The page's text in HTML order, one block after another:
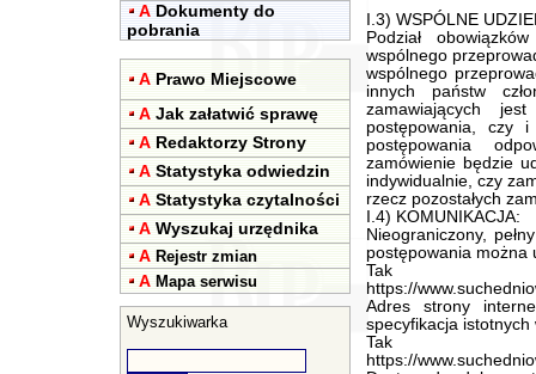
A Dokumenty do
pobrania
A Prawo Miejscowe
A Jak załatwić sprawę
A Redaktorzy Strony
A Statystyka odwiedzin
A Statystyka czytalności
A Wyszukaj urzędnika
A Rejestr zmian
A Mapa serwisu
Wyszukiwarka
I.3) WSPÓLNE
Podział
wspólnego
wspólnego
innych państw
zamawiających
postępowania, czy
postępowania
zamówienie będzie
indywidualnie, czy
rzecz pozostałych
I.4) KOMUNIKACJA:
Nieograniczony,
postępowania można
Tak
https://
Adres strony
specyfikacja
Tak
https://